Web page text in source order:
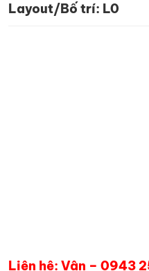
Layout/Bố trí: L0
Liên hệ: Vân – 0943